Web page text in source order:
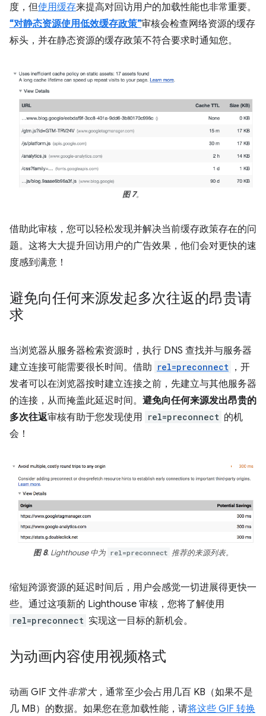
度，但使用缓存来提高对回访用户的加载性能也非常重要。
“对静态资源使用低效缓存政策”审核会检查网络资源的缓存
标头，并在静态资源的缓存政策不符合要求时通知您。
图 7。
借助此审核，您可以轻松发现并解决当前缓存政策存在的问
题。这将大大提升回访用户的广告效果，他们会对更快的速
度感到满意！
避免向任何来源发起多次往返的昂贵请
求
当浏览器从服务器检索资源时，执行 DNS 查找并与服务器
建立连接可能需要很长时间。借助 rel=preconnect
，开
发者可以在浏览器按时建立连接之前，先建立与其他服务器
的连接，从而掩盖此延迟时间。 避免向任何来源发出昂贵的
多次往返审核有助于您发现使用 rel=preconnect 的机
会！
图 8. Lighthouse 中为 rel=preconnect 推荐的来源列表。
缩短跨源资源的延迟时间后，用户会感觉一切进展得更快一
些。通过这项新的 Lighthouse 审核，您将了解使用
rel=preconnect 实现这一目标的新机会。
为动画内容使用视频格式
动画 GIF 文件非常大，通常至少会占用几百 KB（如果不是
几 MB）的数据。如果您在意加载性能，请将这些 GIF 转换